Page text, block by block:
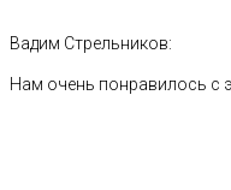
Вадим Стрельников:
Нам очень понравилось с